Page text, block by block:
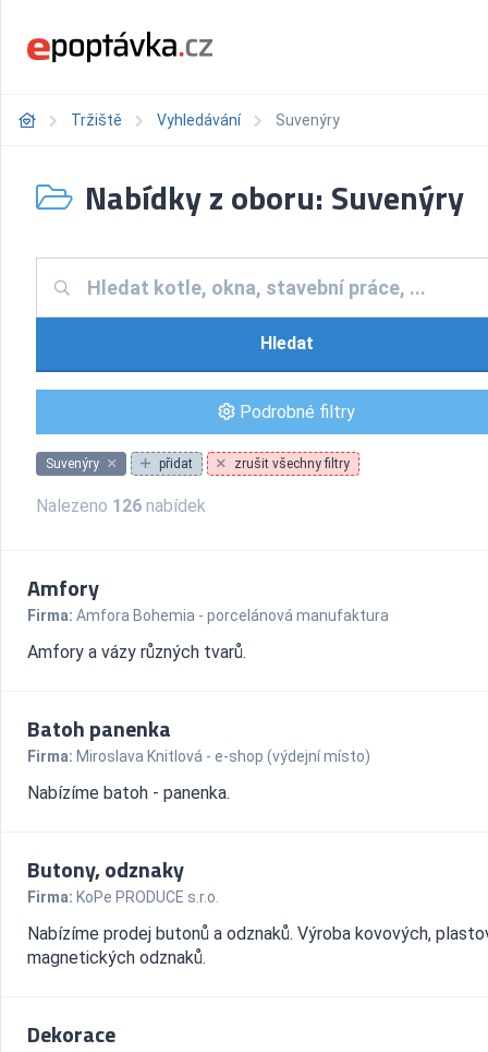
Tržiště Vyhledávání Suvenýry
Nabídky z oboru: Suvenýry
Hledat
Podrobné filtry
Suvenýry přidat zrušit všechny filtry
Nalezeno 126 nabídek
Amfory
Firma: Amfora Bohemia - porcelánová manufaktura
Amfory a vázy různých tvarů.
Batoh panenka
Firma: Miroslava Knitlová - e-shop (výdejní místo)
Nabízíme batoh - panenka.
Butony, odznaky
Firma: KoPe PRODUCE s.r.o.
Nabízíme prodej butonů a odznaků. Výroba kovových,
magnetických odznaků.
Dekorace